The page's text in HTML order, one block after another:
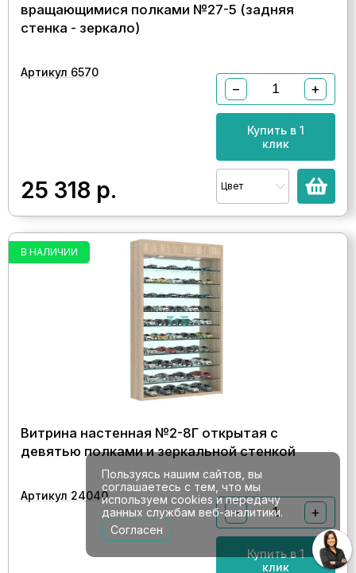
вращающимися полками №27-5 (задняя
стенка - зеркало)
Артикул 6570
25 318 р.
− +
Купить в 1
клик
Цвет
В НАЛИЧИИ
Витрина настенная №2-8Г открытая с
девятью полками и зеркальной стенкой
Артикул 24040
− +
Купить в 1
клик
Пользуясь нашим сайтов, вы
соглашаетесь с тем, что мы
используем cookies и передачу
данных службам веб-аналитики.
Согласен